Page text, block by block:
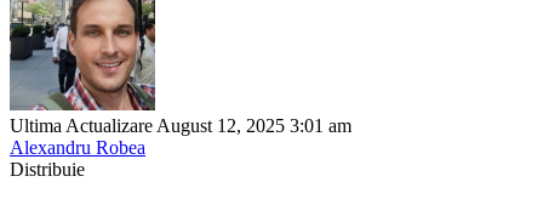
Ultima Actualizare August 12, 2025 3:01 am
Alexandru Robea
Distribuie